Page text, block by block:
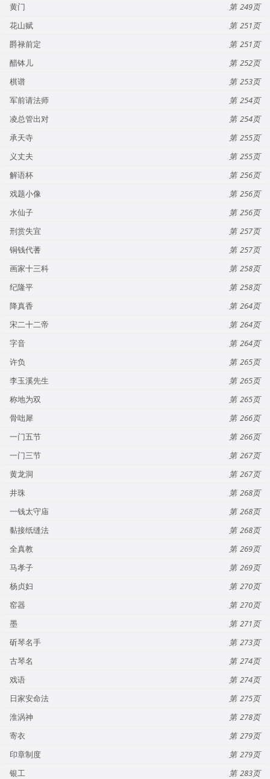
黄门
249
花山赋
251
爵禄前定
251
醋钵儿
252
棋谱
253
军前请法师
254
凌总管出对
254
承天寺
255
义丈夫
255
解语杯
256
戏题小像
256
水仙子
256
刑赏失宜
257
铜钱代蓍
257
画家十三科
258
纪隆平
258
降真香
264
宋二十二帝
264
字音
264
许负
265
李玉溪先生
265
称地为双
265
骨咄犀
266
一门五节
266
一门三节
267
黄龙洞
267
井珠
268
一钱太守庙
268
黏接纸缝法
268
全真教
269
马孝子
269
杨贞妇
270
窑器
270
墨
271
斫琴名手
273
古琴名
274
戏语
274
日家安命法
275
淮涡神
278
寄衣
279
印章制度
279
银工
283